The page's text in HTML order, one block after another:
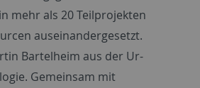
mehr als 20 Teilprojekten
auseinandergesetzt.
Bartelheim aus der Ur-
Gemeinsam mit